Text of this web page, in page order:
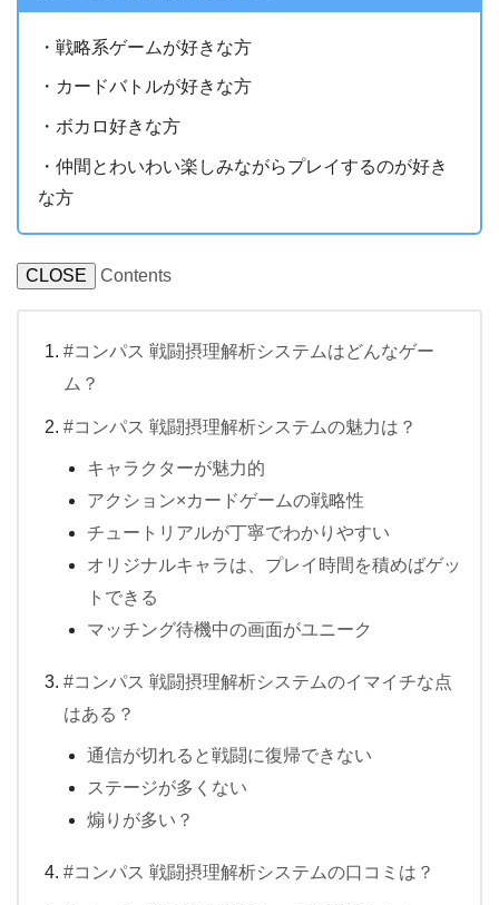
・戦略系ゲームが好きな方
・カードバトルが好きな方
・ボカロ好きな方
・仲間とわいわい楽しみながらプレイするのが好き
な方
CLOSE Contents
#コンパス 戦闘摂理解析システムはどんなゲー
ム？
#コンパス 戦闘摂理解析システムの魅力は？
キャラクターが魅力的
アクション×カードゲームの戦略性
チュートリアルが丁寧でわかりやすい
オリジナルキャラは、プレイ時間を積めばゲッ
トできる
マッチング待機中の画面がユニーク
#コンパス 戦闘摂理解析システムのイマイチな点
はある？
通信が切れると戦闘に復帰できない
ステージが多くない
煽りが多い？
#コンパス 戦闘摂理解析システムの口コミは？